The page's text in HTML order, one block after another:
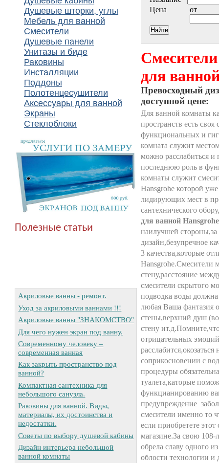
Душевые шторки, углы
Мебель для ванной
Смесители
Душевые панели
Унитазы и биде
Раковины
Инсталляции
Поддоны
Полотенцесушители
Аксессуары для ванной
Экраны
Стеклоблоки
Полезные статьи
Акриловые ванны - ремонт.
Уход за акриловыми ваннами !!!
Акриловые ванны "ЗНАКОМСТВО"
Для чего нужен экран под ванну.
Современному человеку –
современная ванная
Как закрыть пространство под
ванной?
Компактная сантехника для
небольшого санузла.
Раковины для ванной. Виды,
материалы, их достоинства и
недостатки.
Советы по выбору душевой кабины
Дизайн интерьера небольшой
ванной комнаты
Цена
от
для
Превосходный
доступной цене:
Для ванной комнаты
пространств есть
функциональных и
комната служит
можно расслабиться и
последнюю роль в
комнаты служит
Hansgrohe которой
лидирующих мест в
сантехнического
для ванной Hansgrohe
наилучшей
дизайн,безупречное
3 качества,которые
Hansgrohe.Смесители
стену,расстояние
смесители скрытого
подводка воды должна
любая Ваша фантазия
стены,верхний душ
стену
отрицательных
соприкосновении с
процедуры
туалета,каторые
функцианированию
предупреждение
смесители именно то
если приобретете
магазине.За свою
обрела славу одного
облости технологии и